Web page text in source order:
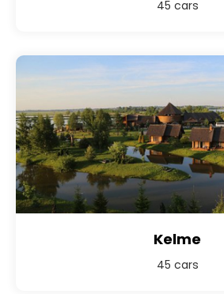
45 cars
Kelme
45 cars